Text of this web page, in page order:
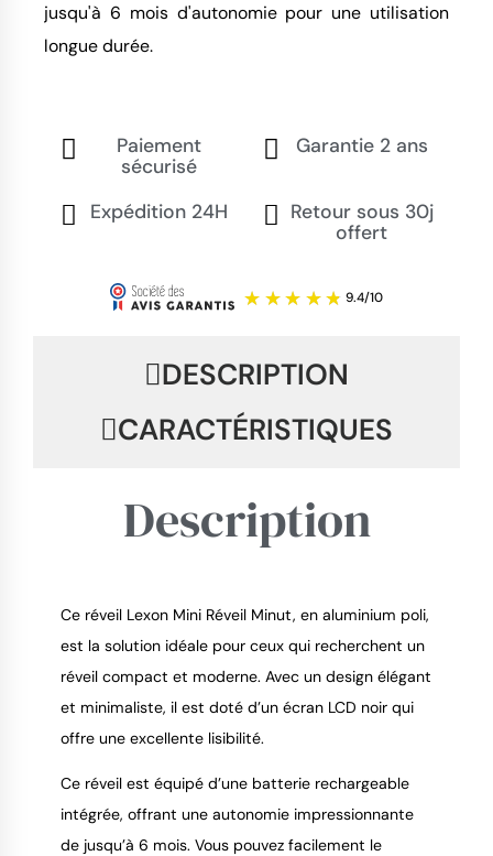
jusqu'à 6 mois d'autonomie pour une utilisation
longue durée.
Paiement
sécurisé
Garantie 2 ans
Expédition 24H
Retour sous 30j
offert
9.4/
DESCRIPTION
CARACTÉRISTIQUES
Description
Ce réveil Lexon Mini Réveil Minut, en aluminium poli,
est la solution idéale pour ceux qui recherchent un
réveil compact et moderne. Avec un design élégant
et minimaliste, il est doté d’un écran LCD noir qui
offre une excellente lisibilité.
Ce réveil est équipé d’une batterie rechargeable
intégrée, offrant une autonomie impressionnante
de jusqu’à 6 mois. Vous pouvez facilement le